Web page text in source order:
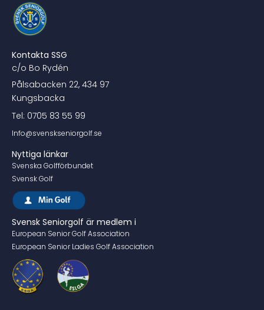
Kontakta SSG
c/o Bo Rydén
Pålsabacken 22, 434 97
Kungsbacka
Tel: 0705 83 55 99
Info@svenskseniorgolf.se
Nyttiga länkar
Svenska Golfförbundet
Svensk Golf
Svensk Seniorgolf är medlem i
European Senior Golf Association
European Senior Ladies Golf Association